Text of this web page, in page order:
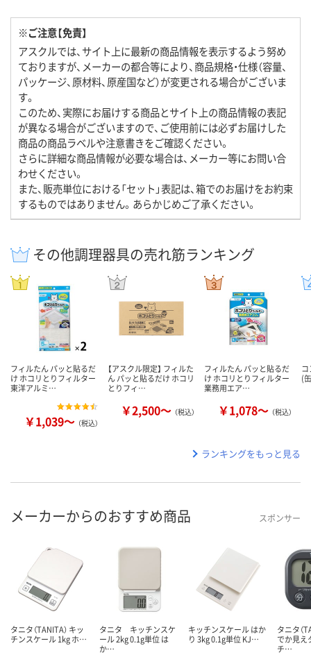
※ご注意【免責】
アスクルでは、サイト上に最新の商品情報を表示するよう努め
ておりますが、メーカーの都合等により、商品規格・仕様（容量、
パッケージ、原材料、原産国など）が変更される場合がございま
す。
このため、実際にお届けする商品とサイト上の商品情報の表記
が異なる場合がございますので、ご使用前には必ずお届けした
商品の商品ラベルや注意書きをご確認ください。
さらに詳細な商品情報が必要な場合は、メーカー等にお問い合
わせください。
また、販売単位における「セット」表記は、箱でのお届けをお約束
するものではありません。あらかじめご了承ください。
その他調理器具の売れ筋ランキング
フィルたん パッと貼るだ
け ホコリとりフィルター
東洋アルミ…
￥1,039～ （税込）
【アスクル限定】 フィルた
ん パッと貼るだけ ホコリ
とりフィ…
￥2,500～ （税込）
フィルたん パッと貼るだ
け ホコリとりフィルター
業務用エア…
￥1,078～ （税込）
(
ランキングをもっと見る
メーカーからのおすすめ商品 スポンサー
タニタ（TANITA） キッ
チンスケール 1kg ホ…
タニタ キッチンスケ
ール 2kg 0.1g単位 は
か…
キッチンスケール はか
り 3kg 0.1g単位 KJ…
タニタ（
でか見え
チ…